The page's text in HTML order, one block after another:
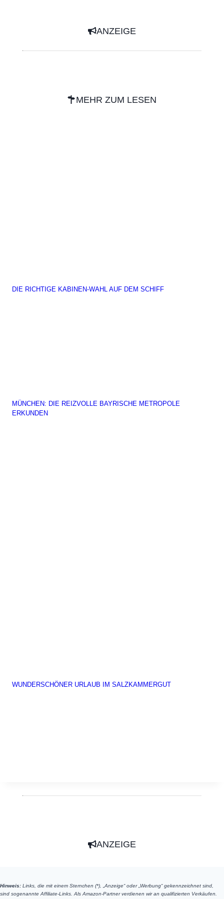
ANZEIGE
MEHR ZUM LESEN
DIE RICHTIGE KABINEN-WAHL AUF DEM SCHIFF
MÜNCHEN: DIE REIZVOLLE BAYRISCHE METROPOLE
ERKUNDEN
WUNDERSCHÖNER URLAUB IM SALZKAMMERGUT
ANZEIGE
Hinweis: Links, die mit einem Sternchen (*), „Anzeige“ oder „Werbung“ gekennzeichnet sind,
sind sogenannte Affiliate-Links. Als Amazon-Partner verdienen wir an qualifizierten Verkäufen.